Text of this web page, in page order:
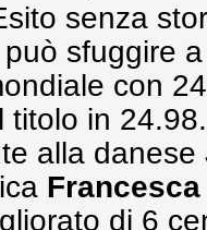
senza
sfuggire a
con
in
alla danese
di 6